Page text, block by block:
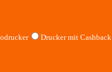
Drucker mit Cashback